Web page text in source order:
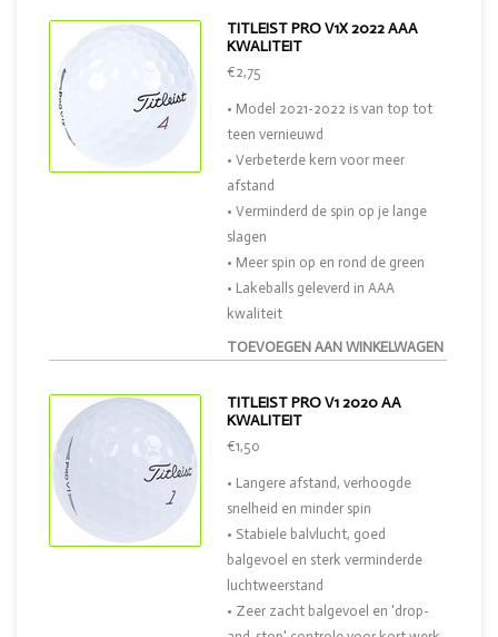
TITLEIST PRO V1X 2022 AAA
KWALITEIT
TOEVOEGEN AAN WINKELWAGEN
€2,75
• Model 2021-2022 is van top tot
teen vernieuwd
• Verbeterde kern voor meer
afstand
• Verminderd de spin op je lange
slagen
• Meer spin op en rond de green
• Lakeballs geleverd in AAA
kwaliteit
TITLEIST PRO V1 2020 AA
KWALITEIT
€1,50
• Langere afstand, verhoogde
snelheid en minder spin
• Stabiele balvlucht, goed
balgevoel en sterk verminderde
luchtweerstand
• Zeer zacht balgevoel en 'drop-